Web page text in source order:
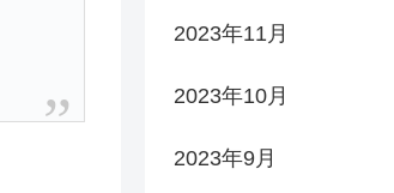
2023年11月
2023年10月
2023年9月